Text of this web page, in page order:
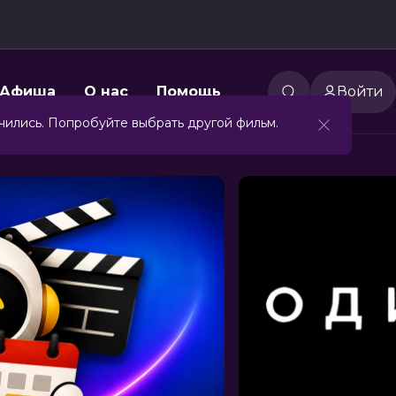
Афиша О нас Помощь Войти
Попробуйте выбрать другой фильм.